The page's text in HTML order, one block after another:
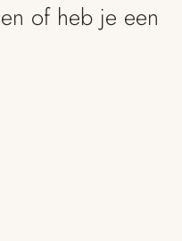
of heb je een